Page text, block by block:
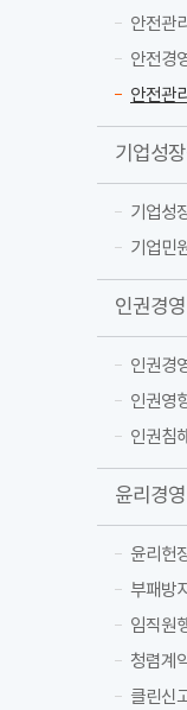
안전관
안전경
안전관리
기업성
기업성
기업민
인권경영
인권경
인권영
인권침
윤리경영
윤리헌
부패방
임직원
청렴계
클린신